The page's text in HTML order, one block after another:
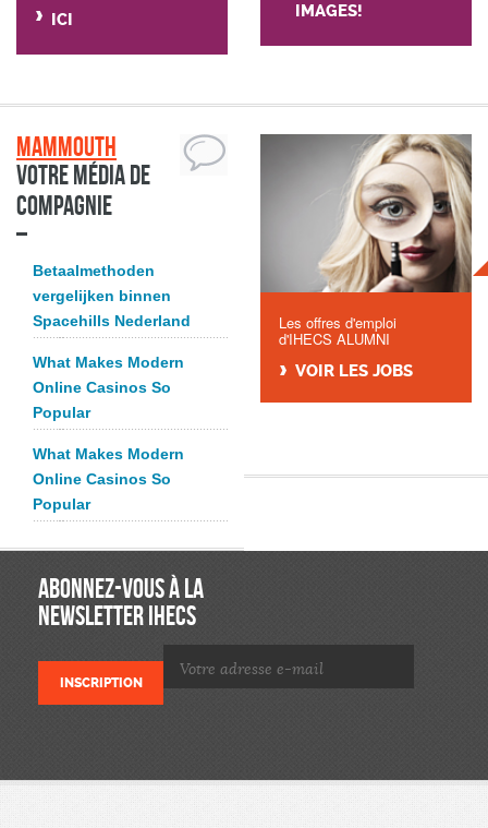
ICI
IMAGES!
Mammouth
Votre média de
compagnie
Betaalmethoden
vergelijken binnen
Spacehills Nederland
What Makes Modern
Online Casinos So
Popular
What Makes Modern
Online Casinos So
Popular
Les offres d'emploi
d'IHECS ALUMNI
VOIR LES JOBS
ABONNEZ-VOUS À LA
NEWSLETTER IHECS